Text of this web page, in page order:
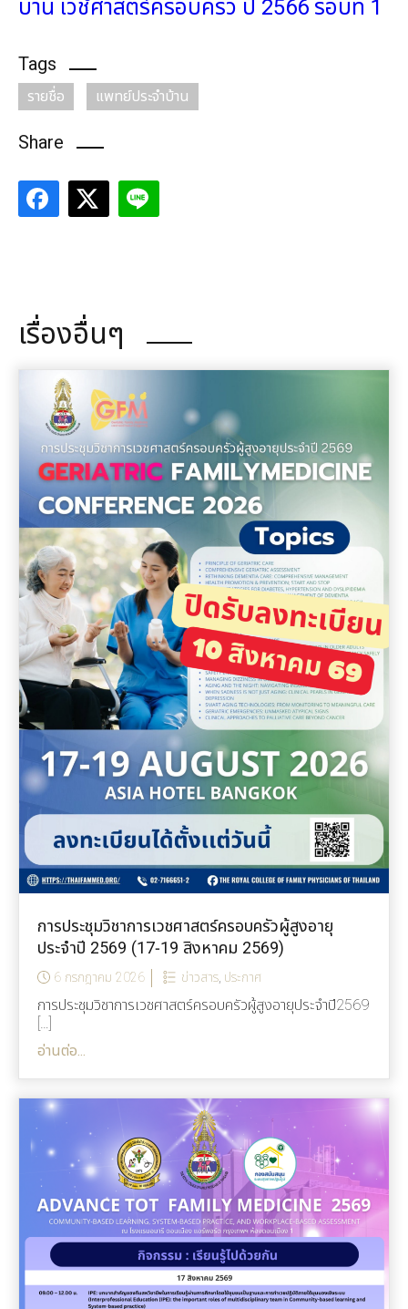
บ้าน เวชศาสตร์ครอบครัว ปี 2566 รอบที่ 1
Tags
รายชื่อ แพทย์ประจำบ้าน
Share
เรื่องอื่นๆ
การประชุมวิชาการเวชศาสตร์ครอบครัวผู้สูงอายุ
ประจำปี 2569 (17-19 สิงหาคม 2569)
6 กรกฎาคม 2026 ข่าวสาร, ประกาศ
การประชุมวิชาการเวชศาสตร์ครอบครัวผู้สูงอายุประจำปี2569
[…]
อ่านต่อ...